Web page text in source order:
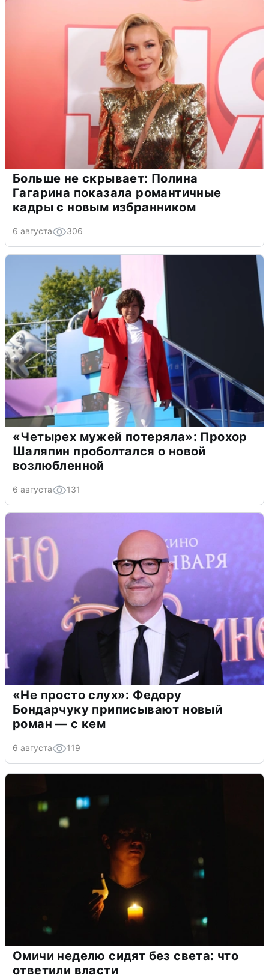
Больше не скрывает: Полина
Гагарина показала романтичные
кадры с новым избранником
6 августа 306
«Четырех мужей потеряла»: Прохор
Шаляпин проболтался о новой
возлюбленной
6 августа 131
«Не просто слух»: Федору
Бондарчуку приписывают новый
роман — с кем
6 августа 119
Омичи неделю сидят без света: что
ответили власти